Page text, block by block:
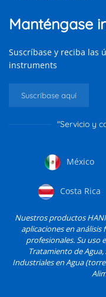
Manténgase
Suscríbase y reciba las
instruments
Suscríbase aquí
"Servicio y
México
Costa Rica
Nuestros productos
aplicaciones en
profesionales. Su uso
Tratamiento de Agua,
Industriales en Agua